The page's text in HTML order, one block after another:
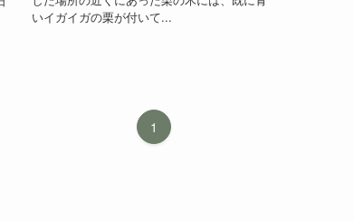
いイガイガの栗が付いて...
1